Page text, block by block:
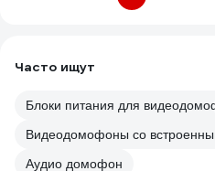
Часто ищут
Блоки питания для
Видеодомофоны со
Аудио домофон